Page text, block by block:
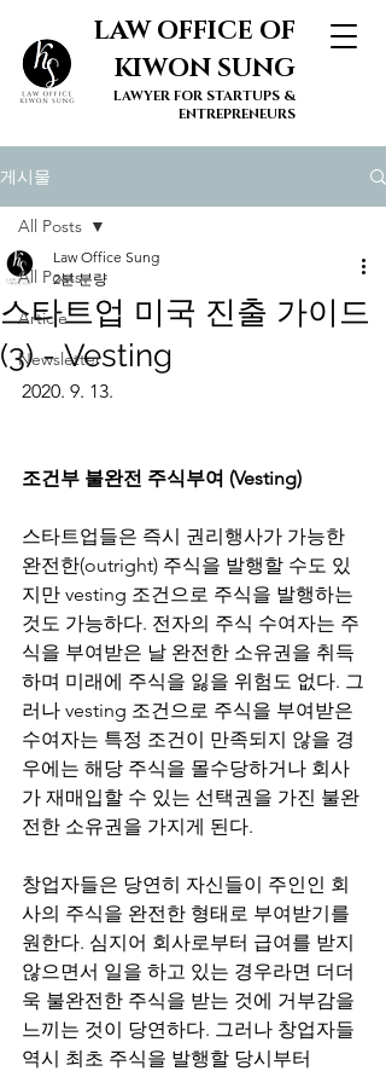
LAW OFFICE OF
KIWON SUNG
LAWYER FOR STARTUPS &
ENTREPRENEURS
게시물
All Posts
Article
Newsletter
All Posts
스타트업 미국 진출 가이드
(3) - Vesting
Law Office Sung
2분 분량
2020. 9. 13.
조건부 불완전 주식부여 (Vesting)
스타트업들은 즉시 권리행사가 가능한
완전한(outright) 주식을 발행할 수도 있
지만 vesting 조건으로 주식을 발행하는
것도 가능하다. 전자의 주식 수여자는 주
식을 부여받은 날 완전한 소유권을 취득
하며 미래에 주식을 잃을 위험도 없다. 그
러나 vesting 조건으로 주식을 부여받은
수여자는 특정 조건이 만족되지 않을 경
우에는 해당 주식을 몰수당하거나 회사
가 재매입할 수 있는 선택권을 가진 불완
전한 소유권을 가지게 된다.
창업자들은 당연히 자신들이 주인인 회
사의 주식을 완전한 형태로 부여받기를
원한다. 심지어 회사로부터 급여를 받지
않으면서 일을 하고 있는 경우라면 더더
욱 불완전한 주식을 받는 것에 거부감을
느끼는 것이 당연하다. 그러나 창업자들
역시 최초 주식을 발행할 당시부터